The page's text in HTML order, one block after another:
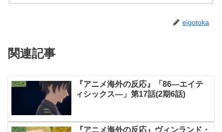
eigotoka
関連記事
アニメ
『アニメ海外の反応』「86―エイテ
ィシックス―」第17話(2期6話)
アニメ
『アニメ海外の反応』ヴィンランド・